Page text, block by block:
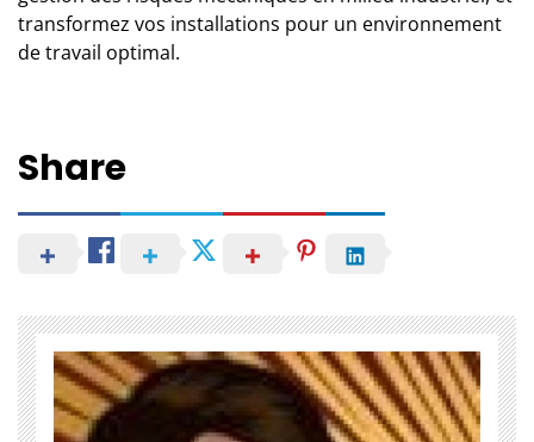
transformez vos installations pour un environnement
de travail optimal.
Share